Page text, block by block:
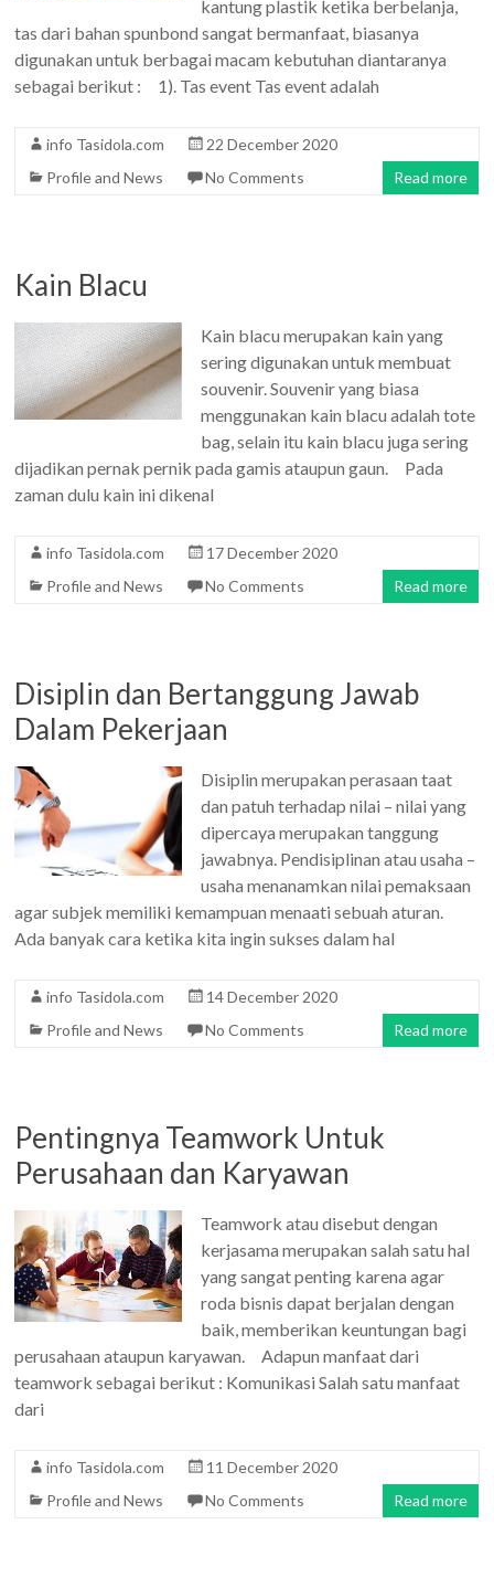
kantung plastik ketika berbelanja,
tas dari bahan spunbond sangat bermanfaat, biasanya
digunakan untuk berbagai macam kebutuhan diantaranya
sebagai berikut : 1). Tas event Tas event adalah
info Tasidola.com
22 December 2020
Profile and News
No Comments Read more
Kain Blacu
Kain blacu merupakan kain yang
sering digunakan untuk membuat
souvenir. Souvenir yang biasa
menggunakan kain blacu adalah tote
bag, selain itu kain blacu juga sering
dijadikan pernak pernik pada gamis ataupun gaun. Pada
zaman dulu kain ini dikenal
info Tasidola.com
17 December 2020
Profile and News
No Comments Read more
Disiplin dan Bertanggung Jawab
Dalam Pekerjaan
Disiplin merupakan perasaan taat
dan patuh terhadap nilai – nilai yang
dipercaya merupakan tanggung
jawabnya. Pendisiplinan atau usaha –
usaha menanamkan nilai pemaksaan
agar subjek memiliki kemampuan menaati sebuah aturan.
Ada banyak cara ketika kita ingin sukses dalam hal
info Tasidola.com
14 December 2020
Profile and News
No Comments Read more
Pentingnya Teamwork Untuk
Perusahaan dan Karyawan
Teamwork atau disebut dengan
kerjasama merupakan salah satu hal
yang sangat penting karena agar
roda bisnis dapat berjalan dengan
baik, memberikan keuntungan bagi
perusahaan ataupun karyawan. Adapun manfaat dari
teamwork sebagai berikut : Komunikasi Salah satu manfaat
dari
info Tasidola.com
11 December 2020
Profile and News
No Comments Read more